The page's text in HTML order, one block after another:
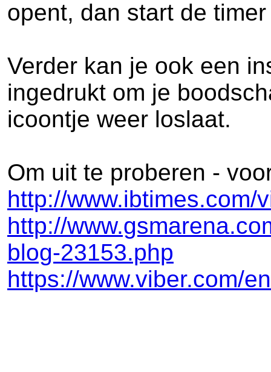
opent, dan start de
Verder kan je ook een
ingedrukt om je
icoontje weer loslaat.
Om uit te proberen -
http://
http://
blog-23153.php
https://www.viber.com/